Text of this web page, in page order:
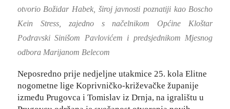
otvorio Božidar Habek, široj javnosti poznatiji kao Boscho
Kein Stress, zajedno s načelnikom Općine Kloštar
Podravski Sinišom Pavlovićem i predsjednikom Mjesnog
odbora Marijanom Belecom
Neposredno prije nedjeljne utakmice 25. kola Elitne
nogometne lige Koprivničko-križevačke županije
između Prugovca i Tomislav iz Drnja, na igralištu u